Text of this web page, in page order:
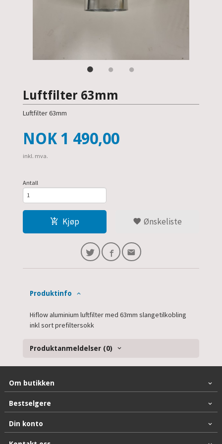
Luftfilter 63mm
Luftfilter 63mm
Pris
NOK 1 490,00
inkl. mva.
Antall
Kjøp Ønskeliste
Produktinfo
Hiflow aluminium luftfilter med 63mm slangetilkobling
inkl sort prefiltersokk
Produktanmeldelser (0)
Om butikken
Bestselgere
Din konto